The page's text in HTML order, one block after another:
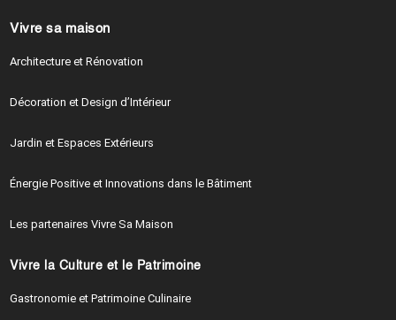
Vivre sa maison
Architecture et Rénovation
Décoration et Design d’Intérieur
Jardin et Espaces Extérieurs
Énergie Positive et Innovations dans le Bâtiment
Les partenaires Vivre Sa Maison
Vivre la Culture et le Patrimoine
Gastronomie et Patrimoine Culinaire